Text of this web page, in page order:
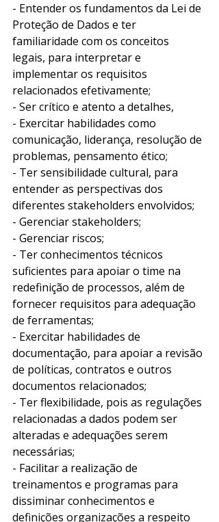
- Entender os fundamentos da Lei de
Proteção de Dados e ter
familiaridade com os conceitos
legais, para interpretar e
implementar os requisitos
relacionados efetivamente;
- Ser crítico e atento a detalhes,
- Exercitar habilidades como
comunicação, liderança, resolução de
problemas, pensamento ético;
- Ter sensibilidade cultural, para
entender as perspectivas dos
diferentes stakeholders envolvidos;
- Gerenciar stakeholders;
- Gerenciar riscos;
- Ter conhecimentos técnicos
suficientes para apoiar o time na
redefinição de processos, além de
fornecer requisitos para adequação
de ferramentas;
- Exercitar habilidades de
documentação, para apoiar a revisão
de políticas, contratos e outros
documentos relacionados;
- Ter flexibilidade, pois as regulações
relacionadas a dados podem ser
alteradas e adequações serem
necessárias;
- Facilitar a realização de
treinamentos e programas para
dissiminar conhecimentos e
definições organizações a respeito